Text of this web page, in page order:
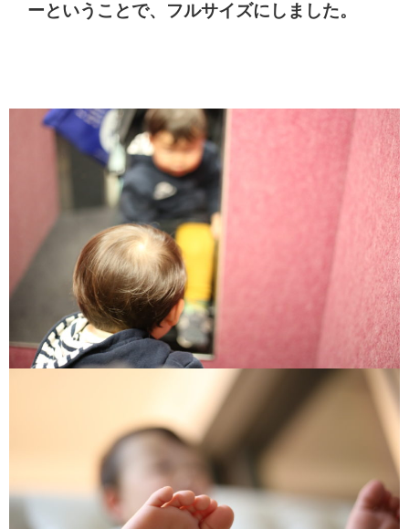
ーということで、フルサイズにしました。